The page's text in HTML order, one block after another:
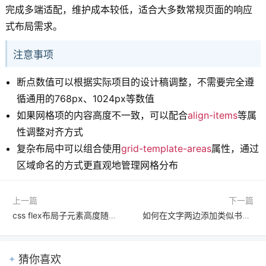
完成多端适配，维护成本较低，适合大多数常规页面的响应
式布局需求。
注意事项
断点数值可以根据实际项目的设计稿调整，不需要完全遵
循通用的768px、1024px等数值
如果网格项的内容高度不一致，可以配合align-items等属
性调整对齐方式
复杂布局中可以组合使用grid-template-areas属性，通过
区域命名的方式更直观地管理网格分布
上一篇
css flex布局子元素高度随内容变化怎么办
下一篇
如何在文字两边添加类似书本引号的样式？使用CSS还是图片？
猜你喜欢